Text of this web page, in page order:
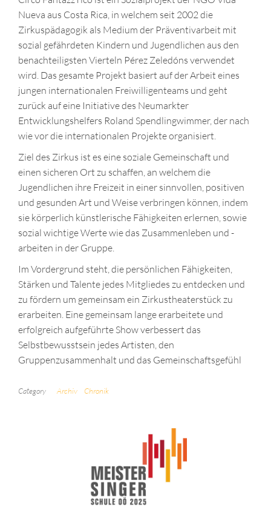
Nueva aus Costa Rica, in welchem seit 2002 die
Zirkuspädagogik als Medium der Präventivarbeit mit
sozial gefährdeten Kindern und Jugendlichen aus den
benachteiligsten Vierteln Pérez Zeledóns verwendet
wird. Das gesamte Projekt basiert auf der Arbeit eines
jungen internationalen Freiwilligenteams und geht
zurück auf eine Initiative des Neumarkter
Entwicklungshelfers Roland Spendlingwimmer, der nach
wie vor die internationalen Projekte organisiert.
Ziel des Zirkus ist es eine soziale Gemeinschaft und
einen sicheren Ort zu schaffen, an welchem die
Jugendlichen ihre Freizeit in einer sinnvollen, positiven
und gesunden Art und Weise verbringen können, indem
sie körperlich künstlerische Fähigkeiten erlernen, sowie
sozial wichtige Werte wie das Zusammenleben und -
arbeiten in der Gruppe.
Im Vordergrund steht, die persönlichen Fähigkeiten,
Stärken und Talente jedes Mitgliedes zu entdecken und
zu fördern um gemeinsam ein Zirkustheaterstück zu
erarbeiten. Eine gemeinsam lange erarbeitete und
erfolgreich aufgeführte Show verbessert das
Selbstbewusstsein jedes Artisten, den
Gruppenzusammenhalt und das Gemeinschaftsgefühl
Category Archiv Chronik